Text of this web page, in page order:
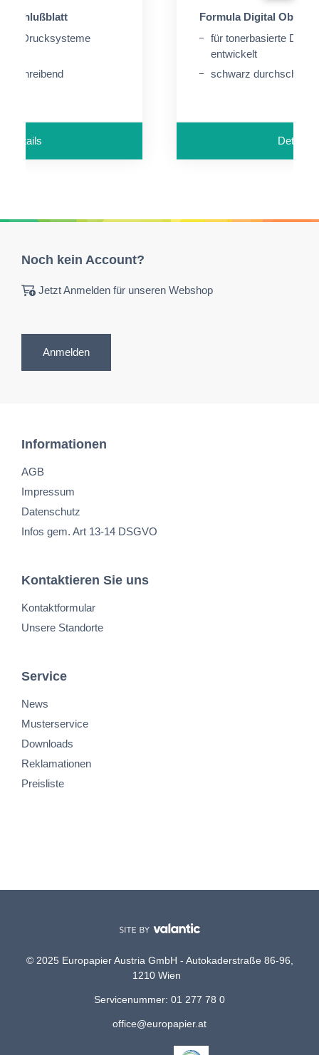
Schlußblatt
Drucksysteme
Details
Formula Digital
für tonerbasierte
entwickelt
schwarz
Details
Noch kein Account?
Jetzt Anmelden für unseren Webshop
Anmelden
Informationen
AGB
Impressum
Datenschutz
Infos gem. Art 13-14 DSGVO
Kontaktieren Sie uns
Kontaktformular
Unsere Standorte
Service
News
Musterservice
Downloads
Reklamationen
Preisliste
© 2025 Europapier Austria GmbH - Autokaderstraße 86-96,
1210 Wien
Servicenummer: 01 277 78 0
office@europapier.at